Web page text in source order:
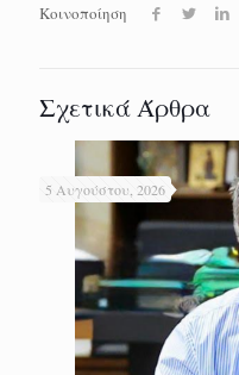
Κοινοποίηση
Σχετικά Άρθρα
5 Αυγούστου, 2026